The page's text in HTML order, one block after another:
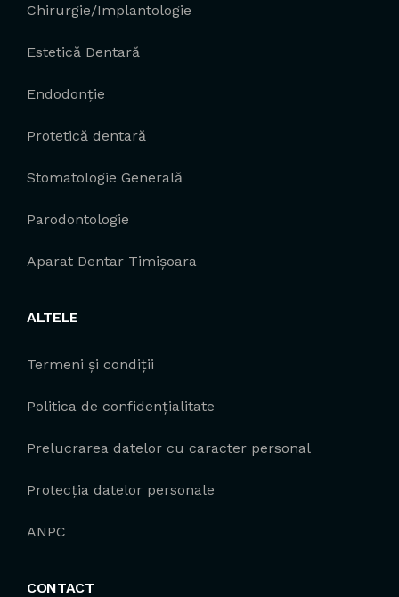
Chirurgie/Implantologie
Estetică Dentară
Endodonție
Protetică dentară
Stomatologie Generală
Parodontologie
Aparat Dentar Timișoara
ALTELE
Termeni și condiții
Politica de confidențialitate
Prelucrarea datelor cu caracter personal
Protecția datelor personale
ANPC
CONTACT